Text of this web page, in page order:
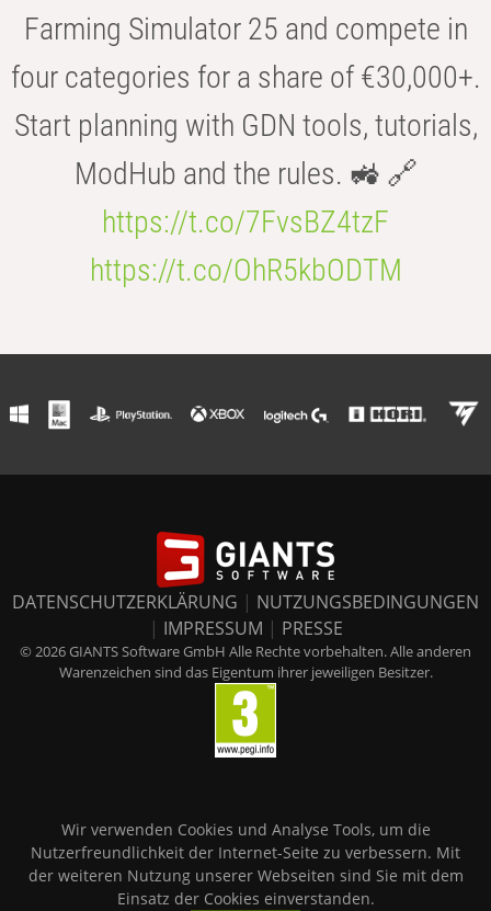
Farming Simulator 25 and compete in
four categories for a share of €30,000+.
Start planning with GDN tools, tutorials,
ModHub and the rules. 🚜 🔗
https://t.co/7FvsBZ4tzF
https://t.co/OhR5kbODTM
DATENSCHUTZERKLÄRUNG | NUTZUNGSBEDINGUNGEN
| IMPRESSUM | PRESSE
© 2026 GIANTS Software GmbH Alle Rechte vorbehalten. Alle anderen
Warenzeichen sind das Eigentum ihrer jeweiligen Besitzer.
Wir verwenden Cookies und Analyse Tools, um die
Nutzerfreundlichkeit der Internet-Seite zu verbessern. Mit
der weiteren Nutzung unserer Webseiten sind Sie mit dem
Einsatz der Cookies einverstanden.